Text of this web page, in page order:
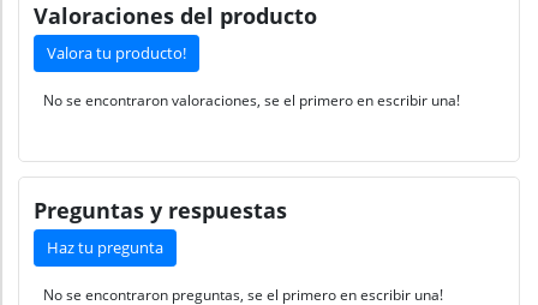
Valoraciones del producto
Valora tu producto!
No se encontraron valoraciones, se el primero en escribir una!
Preguntas y respuestas
Haz tu pregunta
No se encontraron preguntas, se el primero en escribir una!